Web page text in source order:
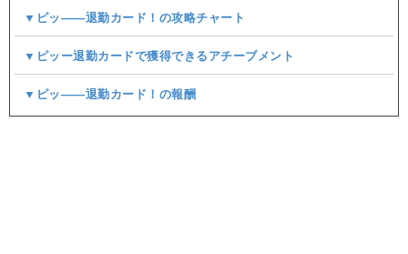
▼ピッ――退勤カード！の攻略チャート
▼ピッー退勤カードで獲得できるアチーブメント
▼ピッ――退勤カード！の報酬